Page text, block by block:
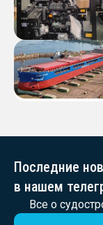
Последние
в нашем
Все о